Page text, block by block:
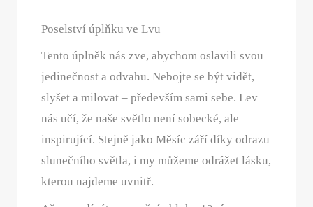
Poselství úplňku ve Lvu
Tento úplněk nás zve, abychom oslavili svou
jedinečnost a odvahu. Nebojte se být vidět,
slyšet a milovat – především sami sebe. Lev
nás učí, že naše světlo není sobecké, ale
inspirující. Stejně jako Měsíc září díky odrazu
slunečního světla, i my můžeme odrážet lásku,
kterou najdeme uvnitř.